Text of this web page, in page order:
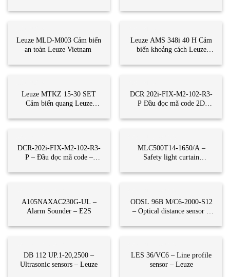
Leuze MLD-M003 Cảm biến
an toàn Leuze Vietnam
Leuze AMS 348i 40 H Cảm
biến khoảng cách Leuze
Leuze MTKZ 15-30 SET
Cảm biến quang Leuze
DCR 202i-FIX-M2-102-R3-
P Đầu đọc mã code 2D
DCR-202i-FIX-M2-102-R3-
P – Đầu đọc mã code –
MLC500T14-1650/A –
Safety light curtain
A105NAXAC230G-UL –
Alarm Sounder – E2S
ODSL 96B M/C6-2000-S12
– Optical distance sensor –
DB 112 UP.1-20,2500 –
Ultrasonic sensors – Leuze
LES 36/VC6 – Line profile
sensor – Leuze